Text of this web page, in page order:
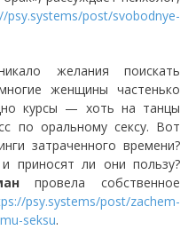
psy.systems/post/svobodnye-
желания поискать
женщины частенько
курсы — хоть на танцы
по оральному сексу. Вот
затраченного времени?
приносят ли они пользу?
провела собственное
psy.systems/post/zachem-
seksu.